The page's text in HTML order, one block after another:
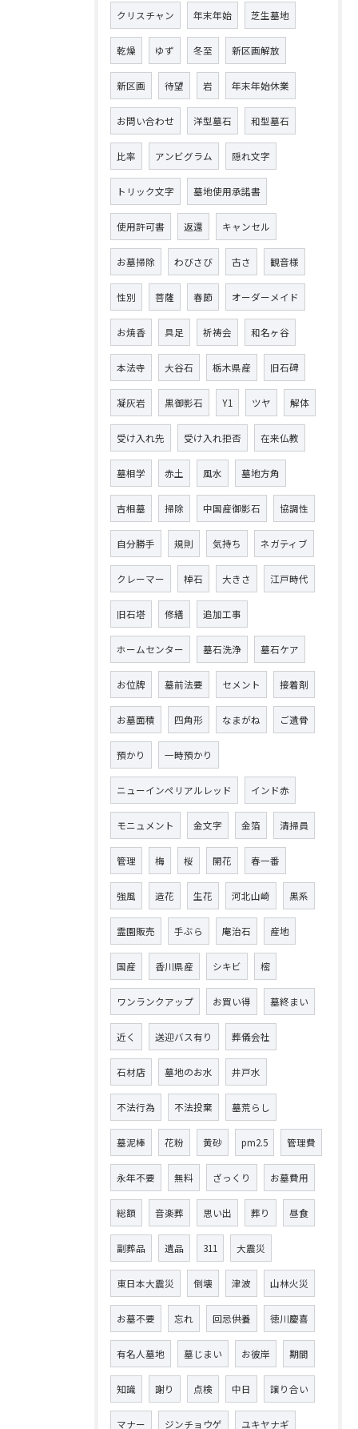
クリスチャン 年末年始 芝生墓地
乾燥 ゆず 冬至 新区画解放
新区画 待望 岩 年末年始休業
お問い合わせ 洋型墓石 和型墓石
比率 アンビグラム 隠れ文字
トリック文字 墓地使用承諾書
使用許可書 返還 キャンセル
お墓掃除 わびさび 古さ 観音様
性別 菩薩 春節 オーダーメイド
お焼香 具足 祈祷会 和名ヶ谷
本法寺 大谷石 栃木県産 旧石碑
凝灰岩 黒御影石 Y1 ツヤ 解体
受け入れ先 受け入れ拒否 在来仏教
墓相学 赤土 風水 墓地方角
吉相墓 掃除 中国産御影石 協調性
自分勝手 規則 気持ち ネガティブ
クレーマー 棹石 大きさ 江戸時代
旧石塔 修繕 追加工事
ホームセンター 墓石洗浄 墓石ケア
お位牌 墓前法要 セメント 接着剤
お墓面積 四角形 なまがね ご遺骨
預かり 一時預かり
ニューインペリアルレッド インド赤
モニュメント 金文字 金箔 清掃員
管理 梅 桜 開花 春一番
強風 造花 生花 河北山崎 黒系
霊園販売 手ぶら 庵治石 産地
国産 香川県産 シキビ 樒
ワンランクアップ お買い得 墓終まい
近く 送迎バス有り 葬儀会社
石材店 墓地のお水 井戸水
不法行為 不法投棄 墓荒らし
墓泥棒 花粉 黄砂 pm2.5 管理費
永年不要 無料 ざっくり お墓費用
総額 音楽葬 思い出 葬り 昼食
副葬品 遺品 311 大震災
東日本大震災 倒壊 津波 山林火災
お墓不要 忘れ 回忌供養 徳川慶喜
有名人墓地 墓じまい お彼岸 期間
知識 謝り 点検 中日 譲り合い
マナー ジンチョウゲ ユキヤナギ